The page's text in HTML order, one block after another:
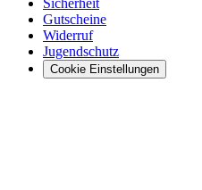
Gutscheine
Widerruf
Jugendschutz
Cookie Einstellungen